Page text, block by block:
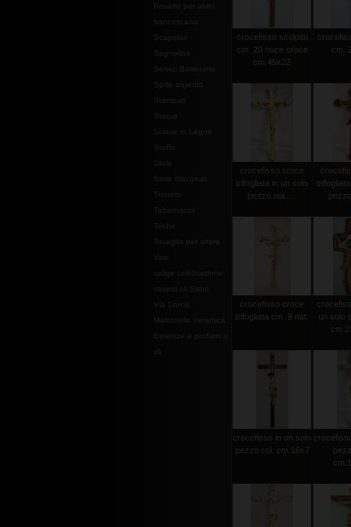
Rosario per abito
francescano
Scapolari
Segnalibri
Servizi Battesimo
Spille argento
Stampati
Statue
Statue in Legno
Stoffe
Stole
Stole diaconali
Tabernacoli
valige celebrazione
Mattonella ceramica
Essenze e profumi e
crocefisso scolpito
cm. 20 noce croce
cm.45x22
cm.
crocefisso croce
trifogliata in un solo
pezzo nat. ...
crocefisso croce
trifogliata cm. 9 nat.
un solo
crocefisso in un solo
pezzo col. cm.16x7